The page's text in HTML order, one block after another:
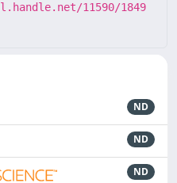
11590/1849
ND
ND
ND